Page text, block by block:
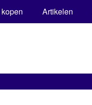
Artikelen